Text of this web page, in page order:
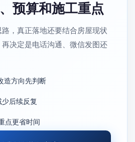
预算和施工重点
，真正落地还要结合房屋现状
决定是电话沟通、微信发图还
造方向先判断
后续反复
点更省时间